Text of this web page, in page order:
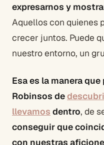
expresarnos y
Aquellos con quienes
crecer juntos. Puede
nuestro entorno, un
Esa es la manera
Robinsos de
llevamos dentro, de
conseguir que
con nuestras